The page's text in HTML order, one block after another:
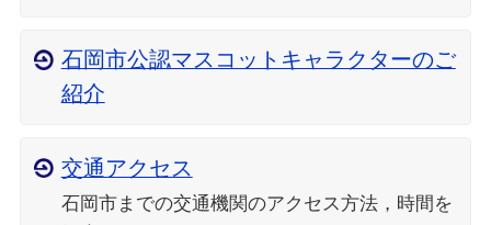
石岡市公認マスコットキャラクターのご
紹介
交通アクセス
石岡市までの交通機関のアクセス方法，時間を